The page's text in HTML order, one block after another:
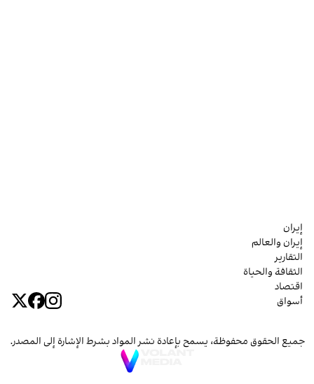
إيران
إيران والعالم
التقارير
الثقافة والحياة
اقتصاد
أسواق
جميع الحقوق محفوظة، يسمح بإعادة نشر المواد بشرط الإشارة إلى المصدر.